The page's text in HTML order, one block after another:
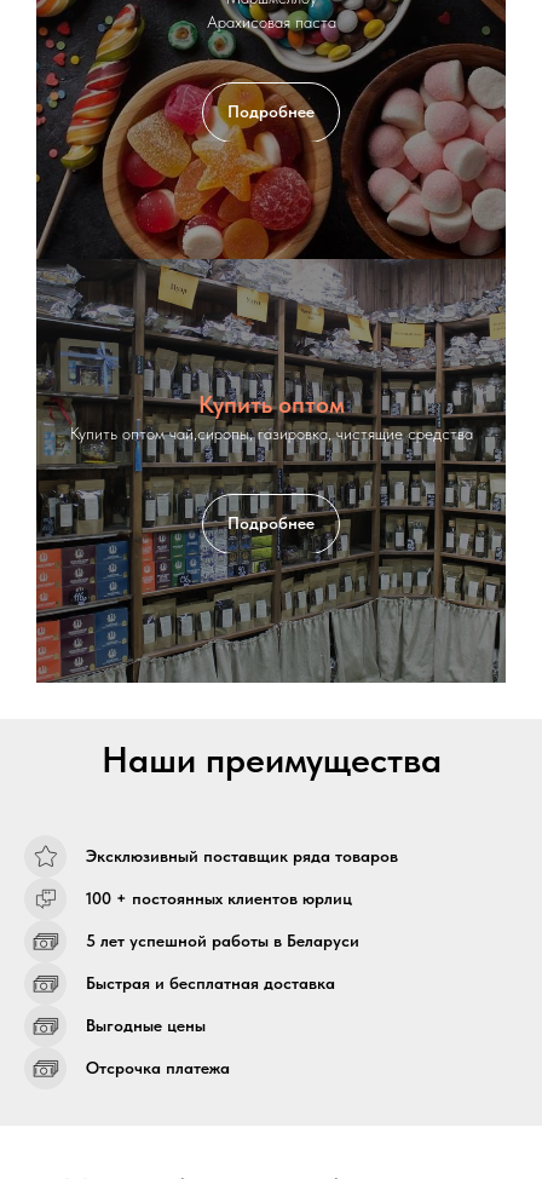
Арахисовая паста
Подробнее
Купить оптом
Купить оптом чай,сиропы, газировка, чистящие средства
Подробнее
Наши преимущества
Эксклюзивный поставщик ряда товаров
100 + постоянных клиентов юрлиц
5 лет успешной работы в Беларуси
Быстрая и бесплатная доставка
Выгодные цены
Отсрочка платежа